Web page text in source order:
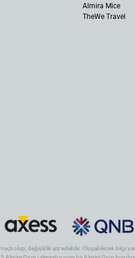
Almira Mice
TheWe Travel
olup, değişiklik arz edebilir. Oluşabilecek bilgi